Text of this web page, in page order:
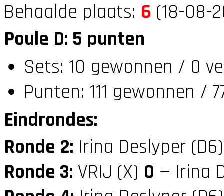
Behaalde plaats: 6 (18-08-
Poule D: 5 punten
Sets: 10 gewonnen / 0
Punten: 111 gewonnen /
Eindrondes:
Ronde 2: Irina Deslyper
Ronde 3: VRIJ (X) 0 — Irina